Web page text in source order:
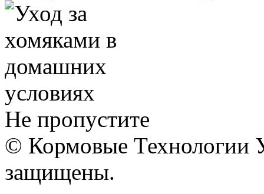
Не пропустите
© Кормовые Технологии
защищены.